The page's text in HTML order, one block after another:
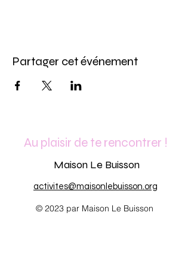
Partager cet événement
Au plaisir de te rencontrer !
Maison Le Buisson
activites@maisonlebuisson.org
© 2023 par Maison Le Buisson